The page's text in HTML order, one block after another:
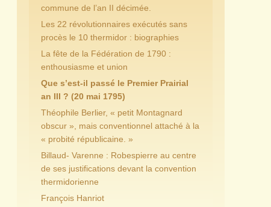
commune de l’an II décimée.
Les 22 révolutionnaires exécutés sans
procès le 10 thermidor : biographies
La fête de la Fédération de 1790 :
enthousiasme et union
Que s’est-il passé le Premier Prairial
an III ? (20 mai 1795)
Théophile Berlier, « petit Montagnard
obscur », mais conventionnel attaché à la
« probité républicaine. »
Billaud- Varenne : Robespierre au centre
de ses justifications devant la convention
thermidorienne
François Hanriot